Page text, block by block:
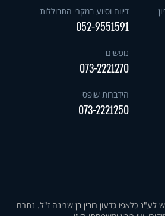
דיווח וסיוע במקרי התבוללות
052-9551591
נופשים
073-2221270
הידברות שופס
073-2221250
כלאפו גדעון רובין בן שרינה ז"ל. נתרם